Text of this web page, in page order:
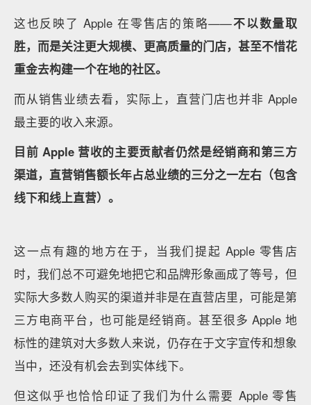
最大的第五大道零售店。
第一家，以及全球规模最大的门店——这两家足够具有
标杆性门店的重新开业，似乎也宣告了 Apple 零售面
貌的重新开启。
Apple 第五大道门店 2019 年再度回归，面积是近原先
的两倍，拥有更高的天花板和更自然的光线
07是经典的标志，但全球只有不到 30 个国家有直营店
重要的标志之一，但从实际覆盖数量上来说，拥有直营
店的国家和地区仍是少数的。
过去的 23 年时间里，全球仅有不到 30 个国家和地区
开有 500 多家直营店，中国总共有 19 个省份和地区
（包括特别行政区和直辖市）开有直营店。